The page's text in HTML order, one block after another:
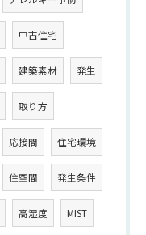
中古住宅
建築素材 発生
取り方
応接間 住宅環境
住空間 発生条件
高湿度 MIST